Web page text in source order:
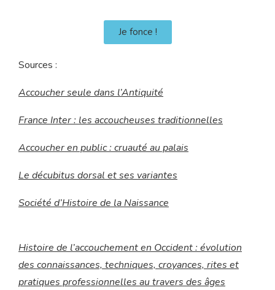
Je fonce !
Sources :
Accoucher seule dans l’Antiquité
France Inter : les accoucheuses traditionnelles
Accoucher en public : cruauté au palais
Le décubitus dorsal et ses variantes
Société d’Histoire de la Naissance
Histoire de l’accouchement en Occident : évolution
des connaissances, techniques, croyances, rites et
pratiques professionnelles au travers des âges